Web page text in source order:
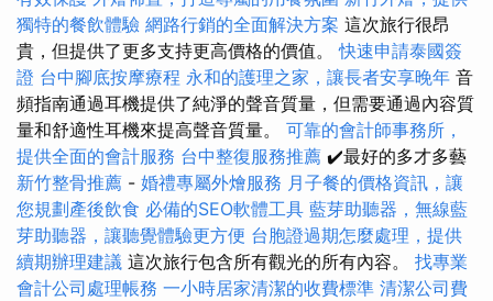
獨特的餐飲體驗 網路行銷的全面解決方案 這次旅行很昂
貴，但提供了更多支持更高價格的價值。快速申請泰國簽
證 台中腳底按摩療程 永和的護理之家，讓長者安享晚年 音
頻指南通過耳機提供了純淨的聲音質量，但需要通過內容質
量和舒適性耳機來提高聲音質量。 可靠的會計師事務所，
提供全面的會計服務 台中整復服務推薦 ✔️最好的多才多藝
新竹整骨推薦 - 婚禮專屬外燴服務 月子餐的價格資訊，讓
您規劃產後飲食 必備的SEO軟體工具 藍芽助聽器，無線藍
芽助聽器，讓聽覺體驗更方便 台胞證過期怎麼處理，提供
續期辦理建議 這次旅行包含所有觀光的所有內容。 找專業
會計公司處理帳務 一小時居家清潔的收費標準 清潔公司費